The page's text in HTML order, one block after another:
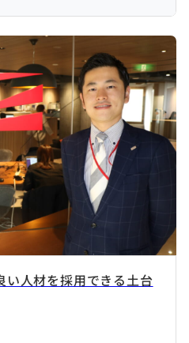
い人材を採用できる土台